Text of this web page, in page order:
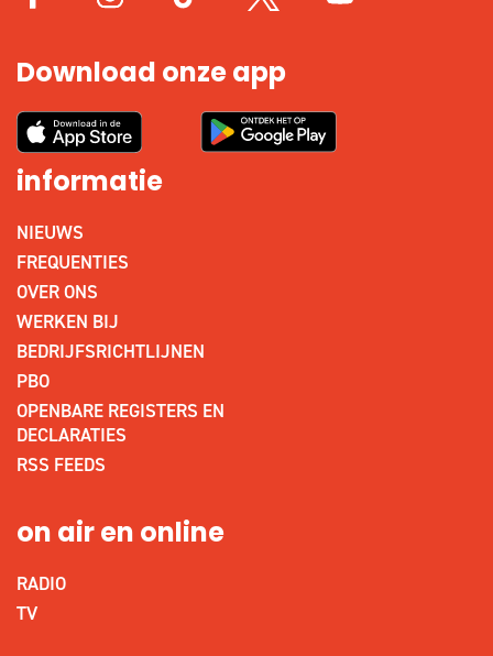
Download onze app
informatie
NIEUWS
FREQUENTIES
OVER ONS
WERKEN BIJ
BEDRIJFSRICHTLIJNEN
PBO
OPENBARE REGISTERS EN
DECLARATIES
RSS FEEDS
on air en online
RADIO
TV